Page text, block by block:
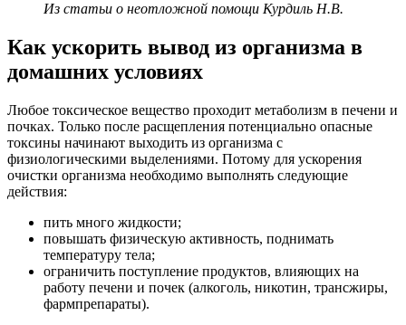
Из статьи о неотложной помощи Курдиль Н.В.
Как ускорить вывод из организма в
домашних условиях
Любое токсическое вещество проходит метаболизм в печени и
почках. Только после расщепления потенциально опасные
токсины начинают выходить из организма с
физиологическими выделениями. Потому для ускорения
очистки организма необходимо выполнять следующие
действия:
пить много жидкости;
повышать физическую активность, поднимать
температуру тела;
ограничить поступление продуктов, влияющих на
работу печени и почек (алкоголь, никотин, трансжиры,
фармпрепараты).